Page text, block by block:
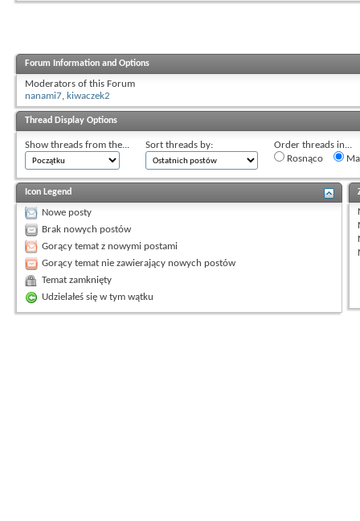
Forum Information and Options
Moderators of this Forum
nanami7, kiwaczek2
Thread Display Options
Show threads from the... Sort threads by:
Order threads in...
Rosnąco
Icon Legend
Nowe posty
Brak nowych postów
Gorący temat z nowymi postami
Gorący temat nie zawierający nowych postów
Temat zamknięty
Udzielałeś się w tym wątku